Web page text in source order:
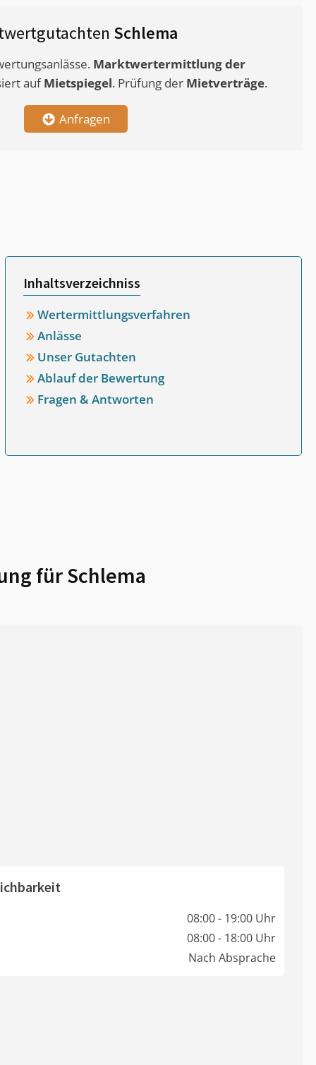
Schlema
Marktwertermittlungder
aufMietspiegel. Prüfung der Mietverträge.
Anfragen
Inhaltsverzeichniss
Wertermittlungsverfahren
Anlässe
Unser Gutachten
Ablauf der Bewertung
Fragen & Antworten
fürSchlema
08:00 - 19:00 Uhr
08:00 - 18:00 Uhr
Nach Absprache